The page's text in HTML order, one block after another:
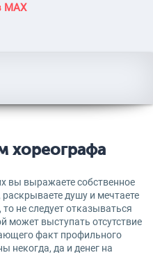
MAX
хореографа
вы выражаете собственное
душу и мечтаете
то не следует отказываться
может выступать отсутствие
факт профильного
некогда, да и денег на